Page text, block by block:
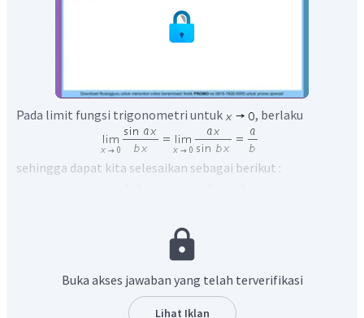
Pada limit fungsi trigonometri untuk , berlaku
sehingga dapat kita selesaikan sebagai berikut :
Buka akses jawaban yang telah terverifikasi
Lihat Iklan